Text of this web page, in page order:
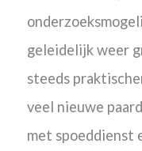
geleidelijk weer
steeds
veel nieuwe
met spoeddienst